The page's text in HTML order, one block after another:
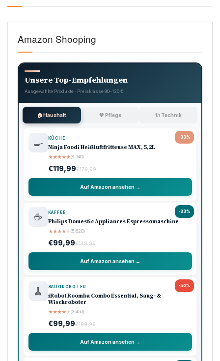
Amazon Shooping
Unsere Top-Empfehlungen
Ausgewählte Produkte · Preisklasse 90–120 €
🏠 Haushalt 💖 Pflege 🔌 Technik
-33%
🍳 KÜCHE
Ninja Foodi Heißluftfritteuse MAX, 5,2L
★★★★★(8.740)
€119,99€179,99
Auf Amazon ansehen →
-33%
☕ KAFFEE
Philips Domestic Appliances Espressomaschine
★★★★★(5.620)
€99,99€149,99
Auf Amazon ansehen →
-50%
🧹 SAUGROBOTER
iRobot Roomba Combo Essential, Saug- &
Wischroboter
★★★★★(3.450)
€99,99€199,99
Auf Amazon ansehen →